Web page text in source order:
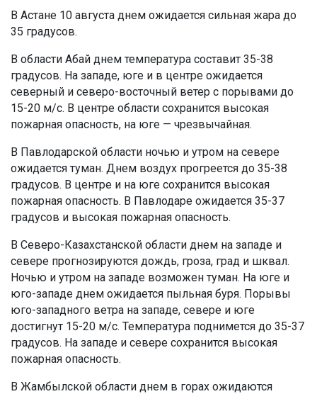
В Астане 10 августа днем ожидается сильная жара до
35 градусов.
В области Абай днем температура составит 35-38
градусов. На западе, юге и в центре ожидается
северный и северо-восточный ветер с порывами до
15-20 м/с. В центре области сохранится высокая
пожарная опасность, на юге — чрезвычайная.
В Павлодарской области ночью и утром на севере
ожидается туман. Днем воздух прогреется до 35-38
градусов. В центре и на юге сохранится высокая
пожарная опасность. В Павлодаре ожидается 35-37
градусов и высокая пожарная опасность.
В Северо-Казахстанской области днем на западе и
севере прогнозируются дождь, гроза, град и шквал.
Ночью и утром на западе возможен туман. На юге и
юго-западе днем ожидается пыльная буря. Порывы
юго-западного ветра на западе, севере и юге
достигнут 15-20 м/с. Температура поднимется до 35-37
градусов. На западе и севере сохранится высокая
пожарная опасность.
В Жамбылской области днем в горах ожидаются